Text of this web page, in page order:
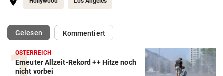
Gelesen(ausgewählt)Kommentiert
ÖSTERREICH
Erneuter Allzeit-Rekord ++ Hitze noch
nicht vorbei